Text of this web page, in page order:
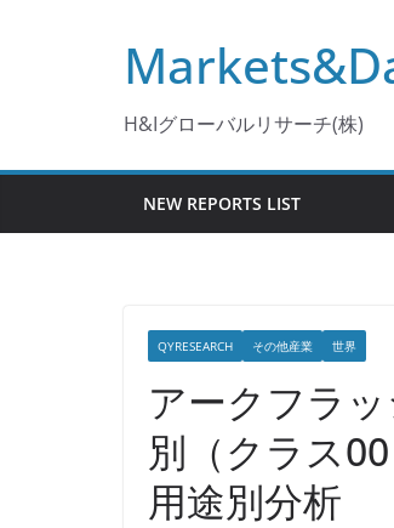
H&Iグローバルリサーチ(株)
NEW REPORTS LIST
QYRESEARCH その他産業 世界
アークフラ
別（クラス
用途別分析